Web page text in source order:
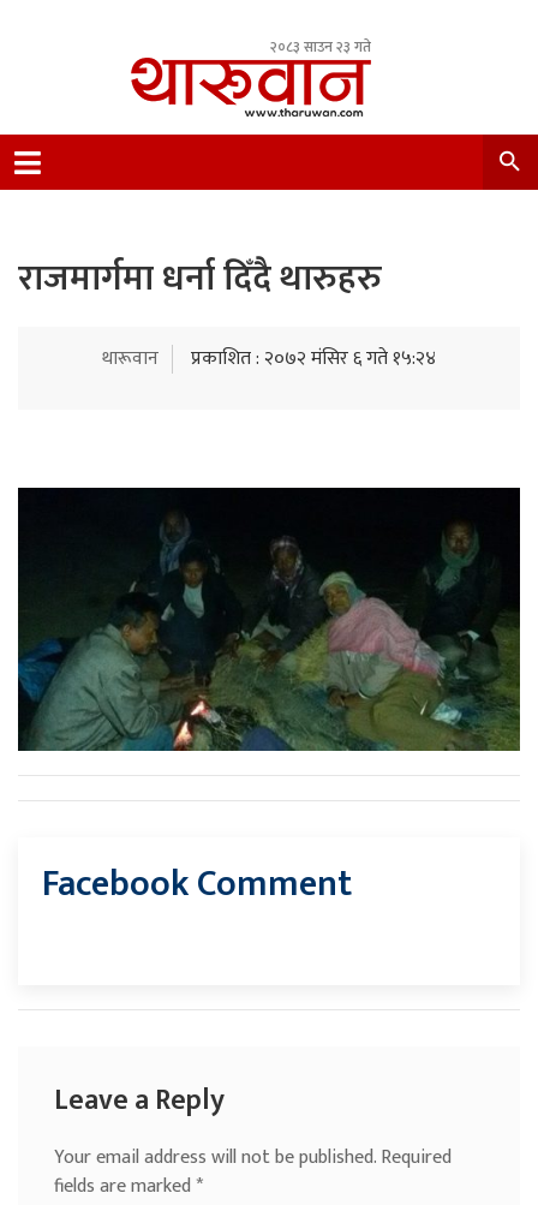
२०८३ साउन २३ गते
Nepal.
राजमार्गमा धर्ना दिँदै थारुहरु
थारूवान प्रकाशित : २०७२ मंसिर ६ गते १५:२४
Facebook Comment
Leave a Reply
Your email address will not be published.Required
fields are marked*